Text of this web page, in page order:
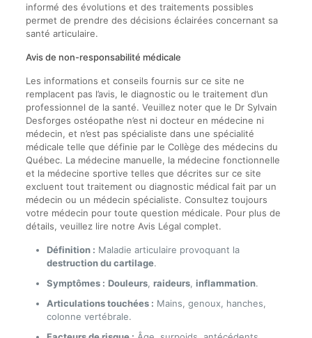
informé des évolutions et des traitements possibles
permet de prendre des décisions éclairées concernant sa
santé articulaire.
Avis de non-responsabilité médicale
Les informations et conseils fournis sur ce site ne
remplacent pas l’avis, le diagnostic ou le traitement d’un
professionnel de la santé. Veuillez noter que le Dr Sylvain
Desforges ostéopathe n’est ni docteur en médecine ni
médecin, et n’est pas spécialiste dans une spécialité
médicale telle que définie par le Collège des médecins du
Québec. La médecine manuelle, la médecine fonctionnelle
et la médecine sportive telles que décrites sur ce site
excluent tout traitement ou diagnostic médical fait par un
médecin ou un médecin spécialiste. Consultez toujours
votre médecin pour toute question médicale. Pour plus de
détails, veuillez lire notre Avis Légal complet.
Définition : Maladie articulaire provoquant la
destruction du cartilage.
Symptômes : Douleurs, raideurs, inflammation.
Articulations touchées : Mains, genoux, hanches,
colonne vertébrale.